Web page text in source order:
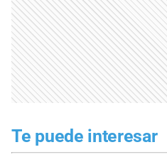
Te puede interesar